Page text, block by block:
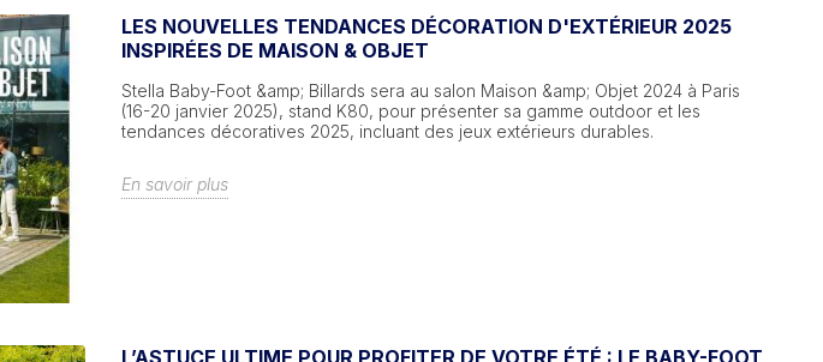
LES NOUVELLES TENDANCES DÉCORATION D'EXTÉRIEUR 2025
INSPIRÉES DE MAISON & OBJET
Stella Baby-Foot &amp; Billards sera au salon Maison &amp; Objet 2024 à Paris
(16-20 janvier 2025), stand K80, pour présenter sa gamme outdoor et les
tendances décoratives 2025, incluant des jeux extérieurs durables.
En savoir plus